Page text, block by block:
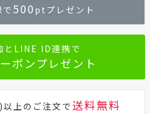
へ
500 ptプレゼント
とLINE ID連携で
ポンプレゼント
上のご注文で 送料無料